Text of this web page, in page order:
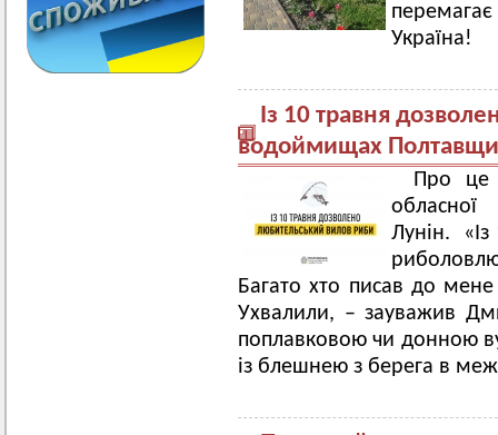
Україна!
Із 10 травня
водоймищах
Про це
обласної
Лунін. «Із
Багато хто писав до
Ухвалили, – зауважив
поплавковою чи донною
із блешнею з берега в